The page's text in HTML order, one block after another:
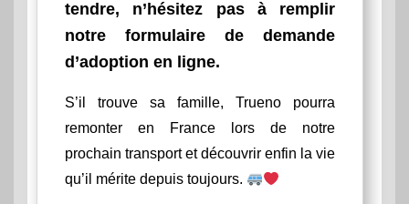
tendre, n’hésitez pas à remplir
notre formulaire de demande
d’adoption en ligne.
S’il trouve sa famille, Trueno pourra
remonter en France lors de notre
prochain transport et découvrir enfin la vie
qu’il mérite depuis toujours.